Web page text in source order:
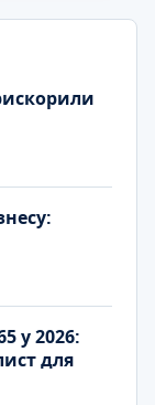
у 2026:
для